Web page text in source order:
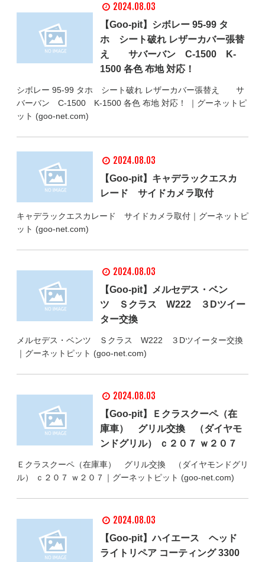
2024.08.03
【Goo-pit】シボレー 95-99 タ
ホ シート破れ レザーカバー張替
え サバーバン C-1500 K-
1500 各色 布地 対応！
シボレー 95-99 タホ シート破れ レザーカバー張替え サ
バーバン C-1500 K-1500 各色 布地 対応！ ｜グーネットピ
ット (goo-net.com)
2024.08.03
【Goo-pit】キャデラックエスカ
レード サイドカメラ取付
キャデラックエスカレード サイドカメラ取付｜グーネットピ
ット (goo-net.com)
2024.08.03
【Goo-pit】メルセデス・ベン
ツ Ｓクラス W222 ３Dツイー
ター交換
メルセデス・ベンツ Ｓクラス W222 ３Dツイーター交換
｜グーネットピット (goo-net.com)
2024.08.03
【Goo-pit】Ｅクラスクーペ（在
庫車） グリル交換 （ダイヤモ
ンドグリル） ｃ２０７ ｗ２０７
Ｅクラスクーペ（在庫車） グリル交換 （ダイヤモンドグリ
ル） ｃ２０７ ｗ２０７｜グーネットピット (goo-net.com)
2024.08.03
【Goo-pit】ハイエース ヘッド
ライトリペア コーティング 3300